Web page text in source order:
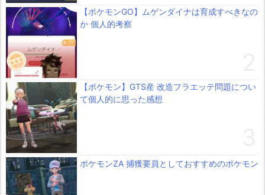
【ポケモンGO】ムゲンダイナは育成すべきなの
か 個人的考察
【ポケモン】GTS産 改造フラエッテ問題につい
て個人的に思った感想
ポケモンZA 捕獲要員としておすすめのポケモン